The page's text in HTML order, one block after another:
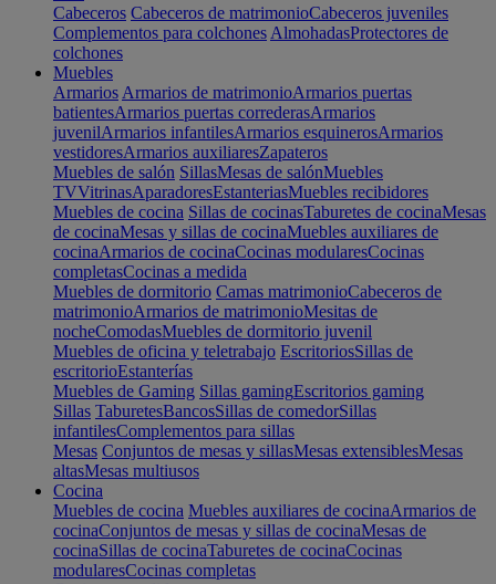
Cabeceros Cabeceros de matrimonioCabeceros juveniles
Complementos para colchones AlmohadasProtectores de
colchones
Muebles
Armarios Armarios de matrimonioArmarios puertas
batientesArmarios puertas correderasArmarios
juvenilArmarios infantilesArmarios esquinerosArmarios
vestidoresArmarios auxiliaresZapateros
Muebles de salón SillasMesas de salónMuebles
TVVitrinasAparadoresEstanteriasMuebles recibidores
Muebles de cocina Sillas de cocinasTaburetes de cocinaMesas
de cocinaMesas y sillas de cocinaMuebles auxiliares de
cocinaArmarios de cocinaCocinas modularesCocinas
completasCocinas a medida
Muebles de dormitorio Camas matrimonioCabeceros de
matrimonioArmarios de matrimonioMesitas de
nocheComodasMuebles de dormitorio juvenil
Muebles de oficina y teletrabajo EscritoriosSillas de
escritorioEstanterías
Muebles de Gaming Sillas gamingEscritorios gaming
Sillas TaburetesBancosSillas de comedorSillas
infantilesComplementos para sillas
Mesas Conjuntos de mesas y sillasMesas extensiblesMesas
altasMesas multiusos
Cocina
Muebles de cocina Muebles auxiliares de cocinaArmarios de
cocinaConjuntos de mesas y sillas de cocinaMesas de
cocinaSillas de cocinaTaburetes de cocinaCocinas
modularesCocinas completas